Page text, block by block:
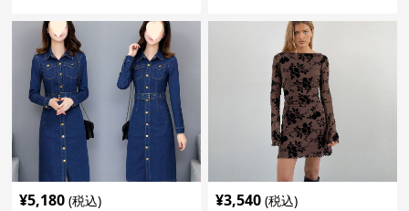
¥5,180 (税込) ¥3,540 (税込)